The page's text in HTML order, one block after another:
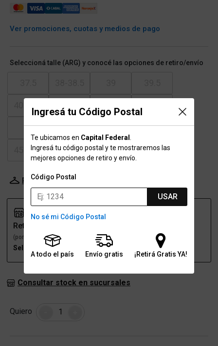
Ingresá tu Código Postal
Te ubicamos en Capital Federal
Ingresá tu código postal y te mostraremos las
mejores opciones de retiro y envío.
Código Postal
USAR
No sé mi Código Postal
A todo el país Envío gratis ¡Retirá Gratis YA!
Ver promociones, cuotas y medios de pago
Seleccioná talle (ARG) y conocé las opciones de retiro/envío
43 43.5 44 44.5
45-45.5
Probador Virtual
Retiro
(por una sucursal)
Seleccioná talle Seleccioná talle
Consultar stock en sucursales
Quiero Cantidad